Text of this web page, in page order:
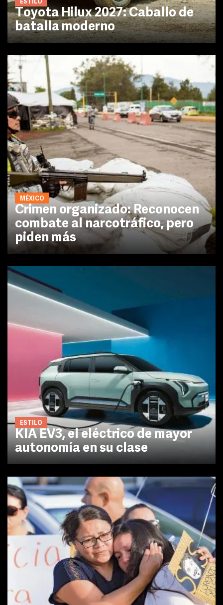
ESTILO
Toyota Hilux 2027: Caballo de
batalla moderno
MÉXICO
Crimen organizado: Reconocen
combate al narcotráfico, pero
piden más
ESTILO
KIA EV3, el eléctrico de mayor
autonomía en su clase